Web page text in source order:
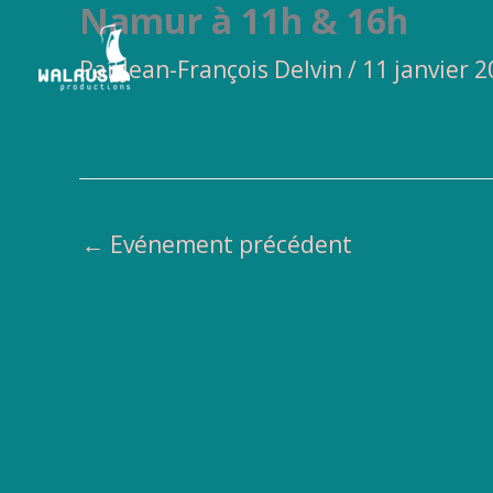
contenu
Namur à 11h & 16h
ParJean-François Delvin / 11 janvier
← Evénement précédent